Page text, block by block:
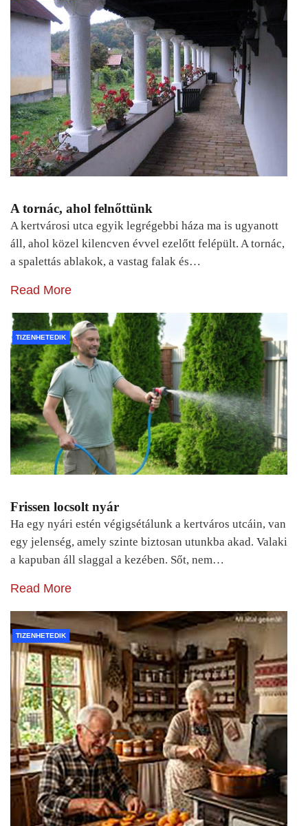
A tornác, ahol felnőttünk
A kertvárosi utca egyik legrégebbi háza ma is ugyanott
áll, ahol közel kilencven évvel ezelőtt felépült. A tornác,
a spalettás ablakok, a vastag falak és…
Read More
TIZENHETEDIK
Frissen locsolt nyár
Ha egy nyári estén végigsétálunk a kertváros utcáin, van
egy jelenség, amely szinte biztosan utunkba akad. Valaki
a kapuban áll slaggal a kezében. Sőt, nem…
Read More
TIZENHETEDIK